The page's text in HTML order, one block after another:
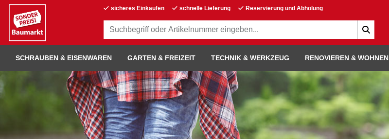
sicheres Einkaufen schnelle Lieferung Reservierung und Abholung
SCHRAUBEN & EISENWAREN GARTEN & FREIZEIT TECHNIK & WERKZEUG RENOVIEREN & WOHNEN